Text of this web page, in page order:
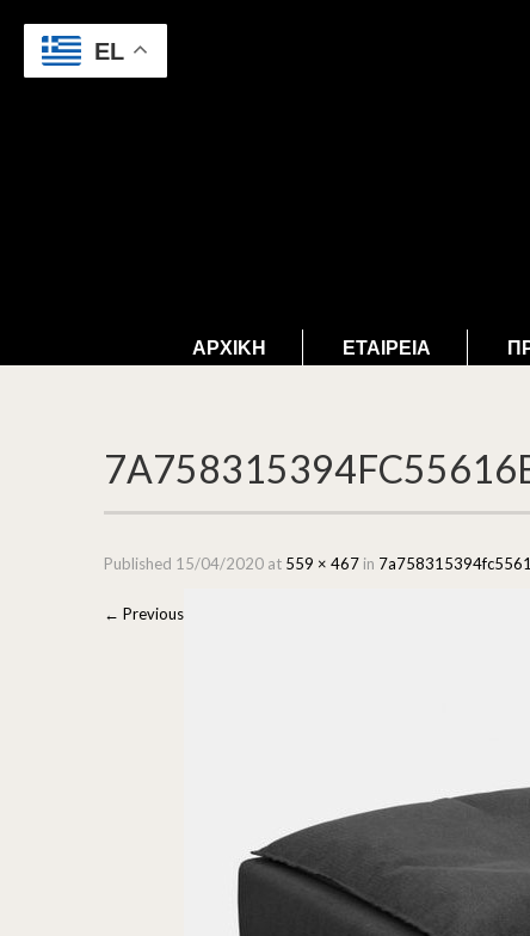
ΑΡΧΙΚΉ ΕΤΑΙΡΕΊΑ
Published 15/04/2020 at 559 × 467 in
← Previous
EL